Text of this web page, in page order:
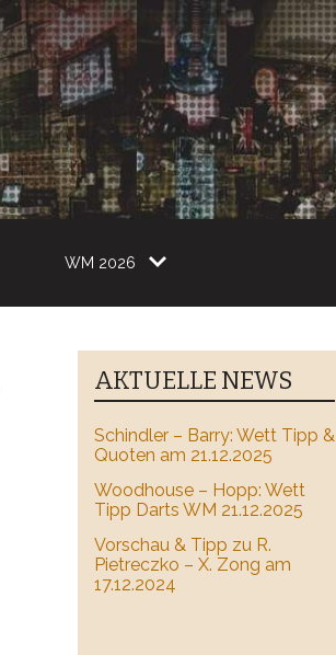
WM 2026
AKTUELLE NEWS
Schindler – Barry: Wett Tipp &
Quoten am 21.12.2025
Woodhouse – Hopp: Wett
Tipp Darts WM 21.12.2025
Vorschau & Tipp zu R.
Pietreczko – X. Zong am
17.12.2024